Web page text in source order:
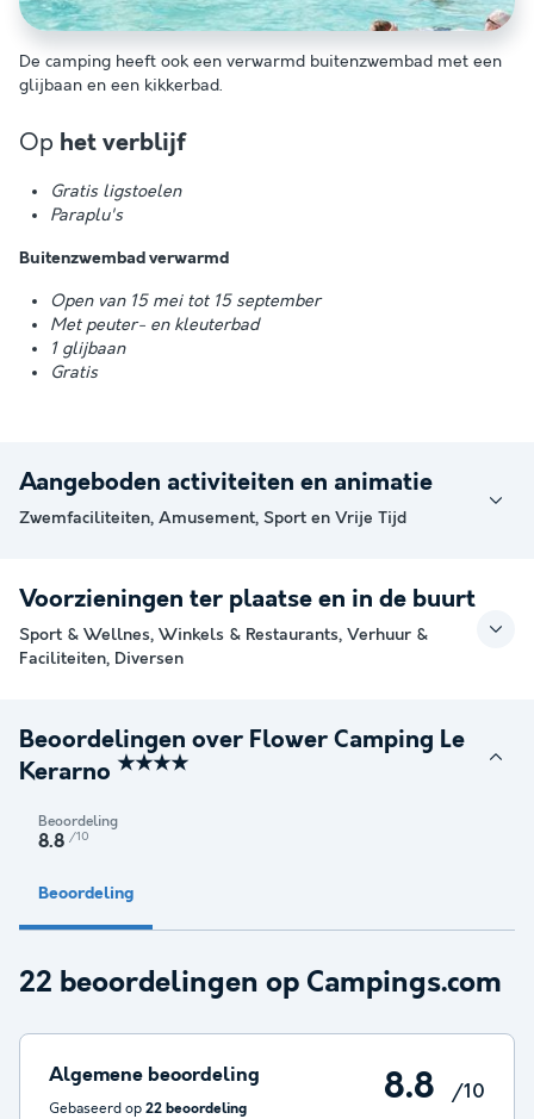
De camping heeft ook een verwarmd buitenzwembad met een
glijbaan en een kikkerbad.
Op het verblijf
Gratis ligstoelen
Paraplu's
Buitenzwembad verwarmd
Open van 15 mei tot 15 september
Met peuter- en kleuterbad
1 glijbaan
Gratis
Aangeboden activiteiten en animatie
Zwemfaciliteiten, Amusement, Sport en Vrije Tijd
Voorzieningen ter plaatse en in de buurt
Sport & Wellnes, Winkels & Restaurants, Verhuur &
Faciliteiten, Diversen
Beoordelingen over Flower Camping Le
Kerarno ★★★★
Beoordeling
8.8 /10
Beoordeling
22 beoordelingen op Campings.com
Algemene beoordeling
Gebaseerd op 22 beoordeling
8.8 /10